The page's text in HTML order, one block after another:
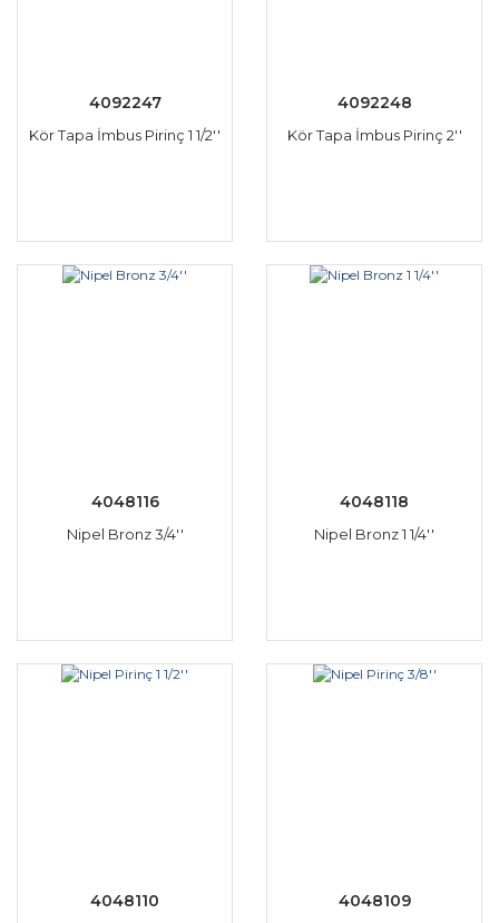
4092247
Kör Tapa İmbus Pirinç 1 1/2''
4092248
Kör Tapa İmbus Pirinç 2''
4048116
Nipel Bronz 3/4''
4048118
Nipel Bronz 1 1/4''
4048110 4048109